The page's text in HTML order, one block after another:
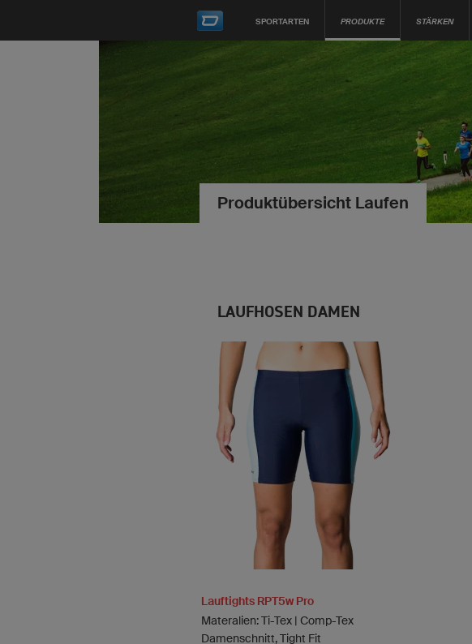
SPORTARTEN PRODUKTE STÄRKEN
Produktübersicht Laufen
LAUFHOSEN DAMEN
Lauftights RPT5w Pro
Materalien: Ti-Tex | Comp-Tex
Damenschnitt, Tight Fit